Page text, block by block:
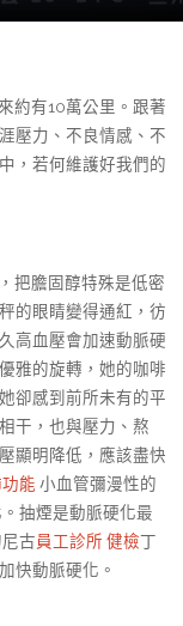
約有10萬公里。跟著
壓力、不良情感、不
，若何維護好我們的
把膽固醇特殊是低密
的眼睛變得通紅，彷
高血壓會加速動脈硬
雅的旋轉，她的咖啡
卻感到前所未有的平
干，也與壓力、熬
顯明降低，應該盡快
能 小血管彌漫性的
抽煙是動脈硬化最
古員工診所 健檢丁
快動脈硬化。